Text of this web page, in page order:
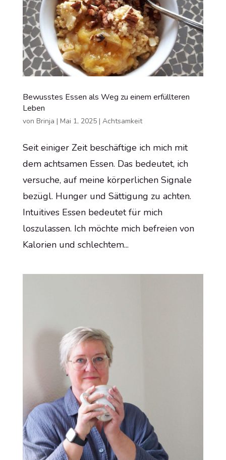
Bewusstes Essen als Weg zu einem erfüllteren
Leben
von Brinja | Mai 1, 2025| Achtsamkeit
Seit einiger Zeit beschäftige ich mich mit
dem achtsamen Essen. Das bedeutet, ich
versuche, auf meine körperlichen Signale
bezügl. Hunger und Sättigung zu achten.
Intuitives Essen bedeutet für mich
loszulassen. Ich möchte mich befreien von
Kalorien und schlechtem...